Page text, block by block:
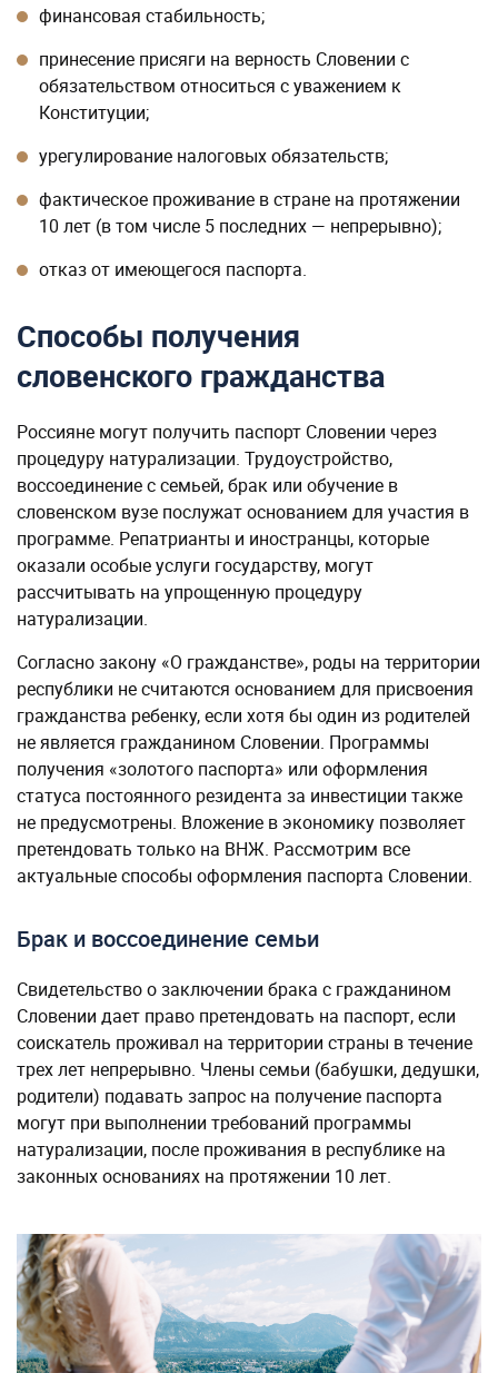
финансовая стабильность;
принесение присяги на верность Словении с
обязательством относиться с уважением к
Конституции;
урегулирование налоговых обязательств;
фактическое проживание в стране на протяжении
10 лет (в том числе 5 последних — непрерывно);
отказ от имеющегося паспорта.
Способы получения
словенского гражданства
Россияне могут получить паспорт Словении через
процедуру натурализации. Трудоустройство,
воссоединение с семьей, брак или обучение в
словенском вузе послужат основанием для участия в
программе. Репатрианты и иностранцы, которые
оказали особые услуги государству, могут
рассчитывать на упрощенную процедуру
натурализации.
Согласно закону «О гражданстве», роды на территории
республики не считаются основанием для присвоения
гражданства ребенку, если хотя бы один из родителей
не является гражданином Словении. Программы
получения «золотого паспорта» или оформления
статуса постоянного резидента за инвестиции также
не предусмотрены. Вложение в экономику позволяет
претендовать только на ВНЖ. Рассмотрим все
актуальные способы оформления паспорта Словении.
Брак и воссоединение семьи
Свидетельство о заключении брака с гражданином
Словении дает право претендовать на паспорт, если
соискатель проживал на территории страны в течение
трех лет непрерывно. Члены семьи (бабушки, дедушки,
родители) подавать запрос на получение паспорта
могут при выполнении требований программы
натурализации, после проживания в республике на
законных основаниях на протяжении 10 лет.